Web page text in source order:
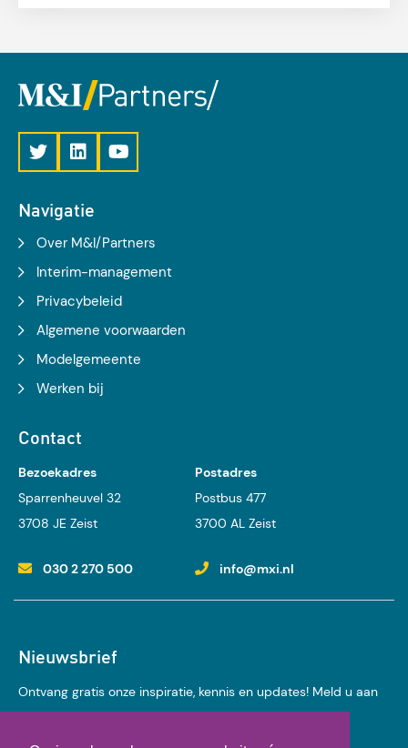
Navigatie
Over M&I/Partners
Interim-management
Privacybeleid
Algemene voorwaarden
Modelgemeente
Werken bij
Contact
Bezoekadres
Sparrenheuvel 32
3708 JE Zeist
Postadres
Postbus 477
3700 AL Zeist
030 2 270 500 info@mxi.nl
Nieuwsbrief
Ontvang gratis onze inspiratie, kennis en updates! Meld u aan
voor onze nieuwsbrief: